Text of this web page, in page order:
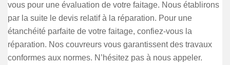
vous pour une évaluation de votre faitage. Nous établirons
par la suite le devis relatif à la réparation. Pour une
étanchéité parfaite de votre faitage, confiez-vous la
réparation. Nos couvreurs vous garantissent des travaux
conformes aux normes. N’hésitez pas à nous appeler.